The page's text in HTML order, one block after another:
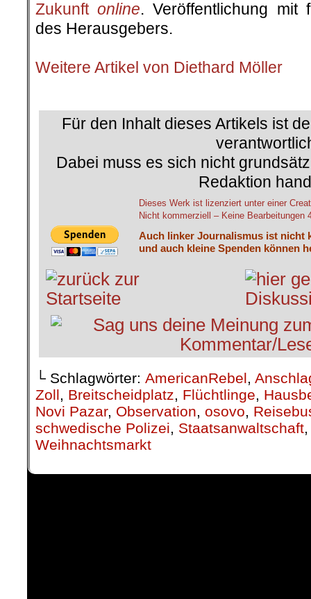
Zukunftonline. Veröffentlichung mit
des Herausgebers.
Weitere Artikel von Diethard Möller
Für den Inhalt dieses Artikels ist
Dabei muss es sich nicht
Redaktion
Dieses Werk ist lizenziert unter einer
Nicht kommerziell – Keine Bearbeitungen
Auch linker Journalismus ist nicht
und auch kleine Spenden können
└ Schlagwörter: AmericanRebel,
Zoll, Breitscheidplatz, Flüchtlinge,
Novi Pazar, Observation, osovo,
schwedische Polizei, Staatsanwaltschaft
Weihnachtsmarkt